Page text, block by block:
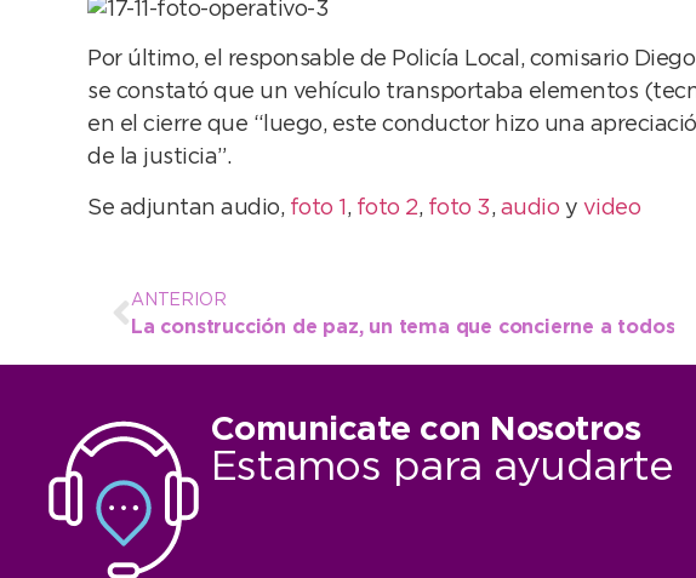
Por último, el responsable de Policía Local, comisario
se constató que un vehículo transportaba elementos
en el cierre que “luego, este conductor hizo una
de la justicia”.
Se adjuntan audio, foto 1 ,foto 2, foto 3, audio y video
ANTERIOR
La construcción de paz, un tema que concierne a todos
Comunicate con Nosotros
Estamos para ayudarte